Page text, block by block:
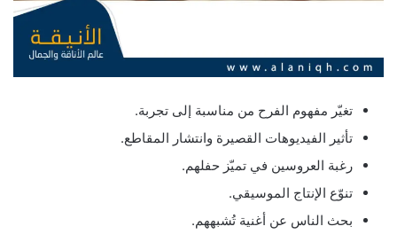
تغيّر مفهوم الفرح من مناسبة إلى تجربة.
تأثير الفيديوهات القصيرة وانتشار المقاطع.
رغبة العروسين في تميّز حفلهم.
تنوّع الإنتاج الموسيقي.
بحث الناس عن أغنية تُشبههم.